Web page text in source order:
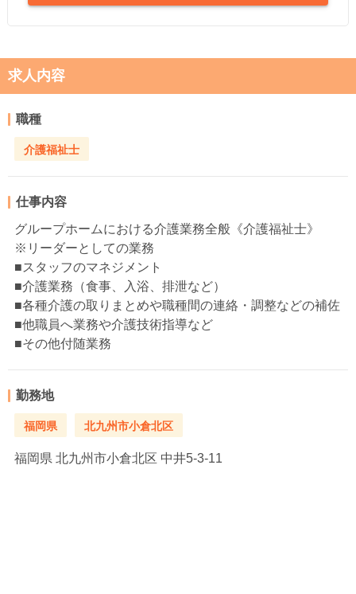
求人内容
職種
介護福祉士
仕事内容
グループホームにおける介護業務全般《介護福祉士》
※リーダーとしての業務
■スタッフのマネジメント
■介護業務（食事、入浴、排泄など）
■各種介護の取りまとめや職種間の連絡・調整などの補佐
■他職員へ業務や介護技術指導など
■その他付随業務
勤務地
福岡県 北九州市小倉北区
福岡県 北九州市小倉北区 中井5-3-11